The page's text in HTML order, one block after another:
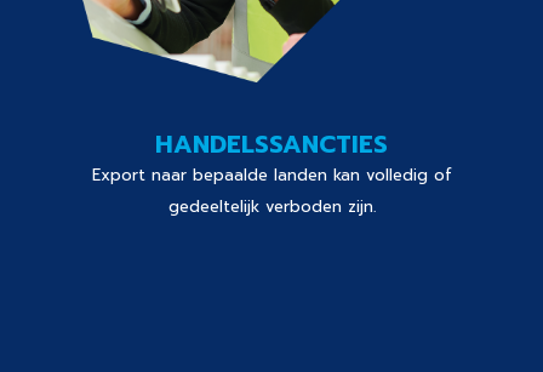
HANDELSSANCTIES
Export naar bepaalde landen kan volledig of
gedeeltelijk verboden zijn.